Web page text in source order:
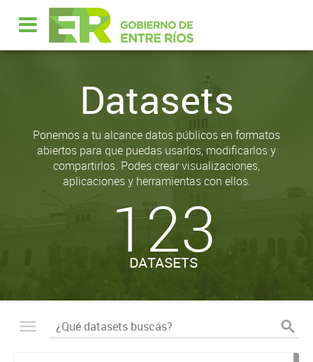
Datasets
Ponemos a tu alcance datos públicos en formatos
abiertos para que puedas usarlos, modificarlos y
compartirlos. Podes crear visualizaciones,
aplicaciones y herramientas con ellos.
123
DATASETS